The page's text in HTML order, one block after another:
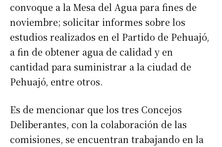
convoque a la Mesa del Agua para fines de
noviembre; solicitar informes sobre los
estudios realizados en el Partido de Pehuajó,
a fin de obtener agua de calidad y en
cantidad para suministrar a la ciudad de
Pehuajó, entre otros.
Es de mencionar que los tres Concejos
Deliberantes, con la colaboración de las
comisiones, se encuentran trabajando en la